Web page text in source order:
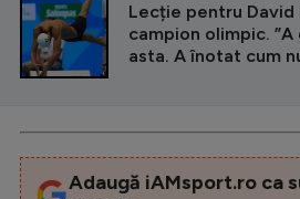
Lecție pentru David
campion olimpic.
asta. A înotat cum
Adaugă iAMsport.ro ca